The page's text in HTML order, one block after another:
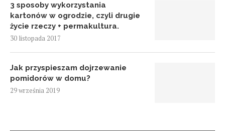
3 sposoby wykorzystania
kartonów w ogrodzie, czyli drugie
życie rzeczy + permakultura.
30 listopada 2017
Jak przyspieszam dojrzewanie
pomidorów w domu?
29 września 2019